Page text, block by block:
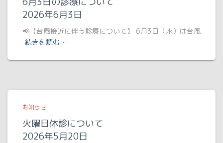
2026年6月3日
📢【台風接近に伴う診療について】 6月3日（水）は台風
続きを読む…
お知らせ
火曜日休診について
2026年5月20日